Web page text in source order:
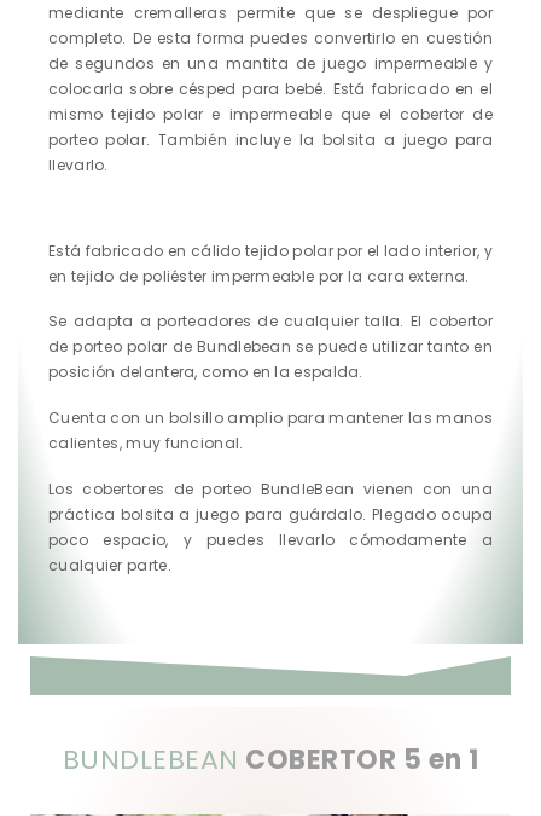
mediante cremalleras permite que se despliegue por
completo. De esta forma puedes convertirlo en cuestión
de segundos en una mantita de juego impermeable y
colocarla sobre césped para bebé. Está fabricado en el
mismo tejido polar e impermeable que el cobertor de
porteo polar. También incluye la bolsita a juego para
llevarlo.
Está fabricado en cálido tejido polar por el lado interior, y
en tejido de poliéster impermeable por la cara externa.
Se adapta a porteadores de cualquier talla. El cobertor
de porteo polar de Bundlebean se puede utilizar tanto en
posición delantera, como en la espalda.
Cuenta con un bolsillo amplio para mantener las manos
calientes, muy funcional.
Los cobertores de porteo BundleBean vienen con una
práctica bolsita a juego para guárdalo. Plegado ocupa
poco espacio, y puedes llevarlo cómodamente a
cualquier parte.
BUNDLEBEAN COBERTOR 5 en 1